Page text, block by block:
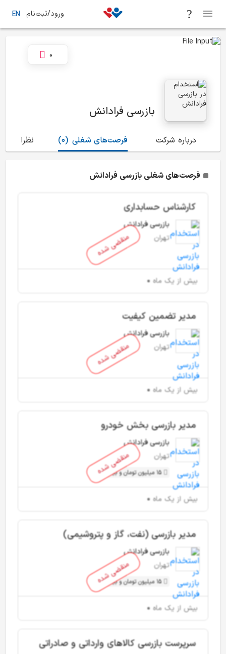
ورود/ثبت‌نام EN
بازرسی فرادانش
0
درباره شرکت (0) فرصت‌های شغلی نظرات
فرصت‌های شغلی بازرسی فرادانش
منقضی شده
کارشناس حسابداری
بازرسی فرادانش
تهران
بیش از یک ماه
منقضی شده
مدیر تضمین کیفیت
بازرسی فرادانش
تهران
بیش از یک ماه
منقضی شده
مدیر بازرسی بخش خودرو
بازرسی فرادانش
تهران
15 میلیون تومان و بیشتر
بیش از یک ماه
منقضی شده
مدیر بازرسی (نفت، گاز و پتروشیمی)
بازرسی فرادانش
تهران
15 میلیون تومان و بیشتر
بیش از یک ماه
سرپرست بازرسی کالاهای وارداتی و صادراتی